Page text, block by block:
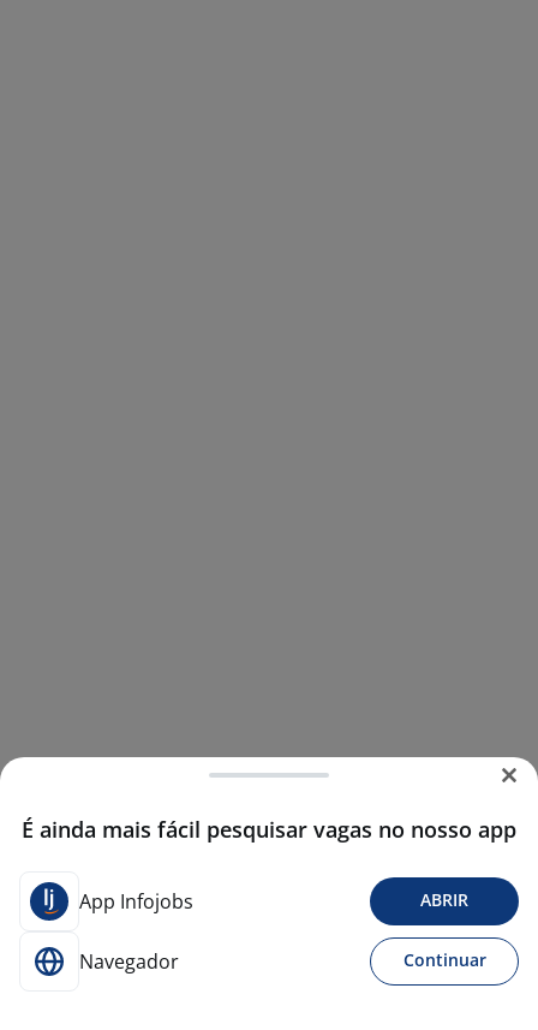
É ainda mais fácil pesquisar vagas no nosso app
App Infojobs ABRIR
Navegador Continuar